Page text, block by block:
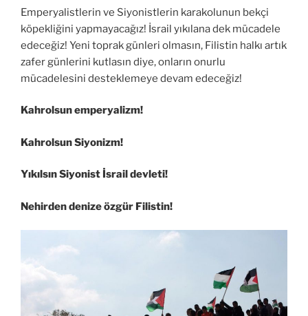
Emperyalistlerin ve Siyonistlerin karakolunun bekçi
köpekliğini yapmayacağız! İsrail yıkılana dek mücadele
edeceğiz! Yeni toprak günleri olmasın, Filistin halkı artık
zafer günlerini kutlasın diye, onların onurlu
mücadelesini desteklemeye devam edeceğiz!
Kahrolsun emperyalizm!
Kahrolsun Siyonizm!
Yıkılsın Siyonist İsrail devleti!
Nehirden denize özgür Filistin!